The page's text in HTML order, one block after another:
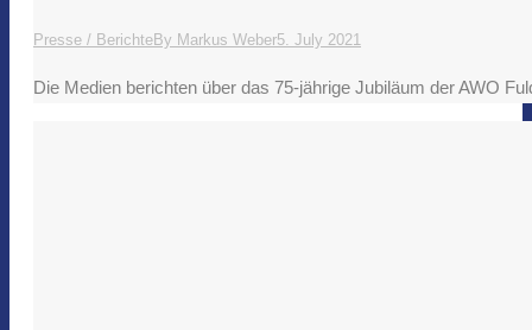
Presse / BerichteBy Markus Weber5. July 2021
Die Medien berichten über das 75-jährige Jubiläum der AWO